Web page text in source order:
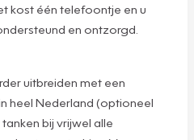
kost één telefoontje en u
en ontzorgd.
uitbreiden met een
heel Nederland (optioneel
bij vrijwel alle